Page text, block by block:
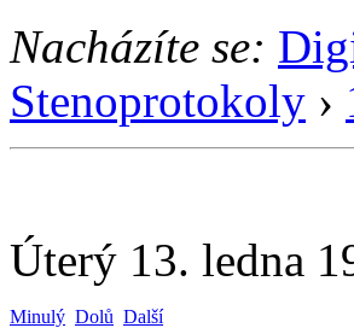
Nacházíte se:
Stenoprotokoly ›
Úterý 13. ledna
Minulý Dolů Další